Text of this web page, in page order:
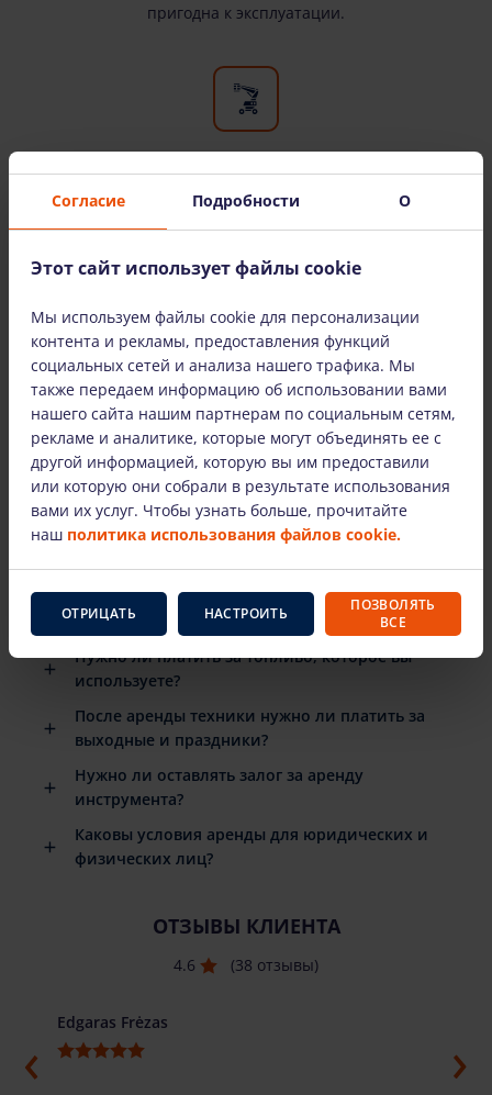
пригодна к эксплуатации.
Широкий выбор оборудования
аренду как физическим, так и юридическим
НАИБОЛЕЕ ЧАСТО ЗАДАВАЕМЫЕ ВОПРОСЫ
Есть ли подробные инструкции по
использованию арендованного
оборудования?
Когда мне нужно вернуть арендованное
Что произойдет, если арендованное
оборудование сломается?
Нужно ли платить за топливо, которое вы
используете?
После аренды техники нужно ли платить за
выходные и праздники?
Нужно ли оставлять залог за аренду
инструмента?
Каковы условия аренды для юридических и
физических лиц?
ОТЗЫВЫ КЛИЕНТА
4.6 (38 отзывы)
Edgaras Frėzas
Согласие Подробности О
Этот сайт использует файлы cookie
Мы используем файлы cookie для персонализации
контента и рекламы, предоставления функций
социальных сетей и анализа нашего трафика. Мы
также передаем информацию об использовании вами
нашего сайта нашим партнерам по социальным сетям,
рекламе и аналитике, которые могут объединять ее с
другой информацией, которую вы им предоставили
или которую они собрали в результате использования
вами их услуг. Чтобы узнать больше, прочитайте
наш политика использования файлов cookie.
ОТРИЦАТЬ НАСТРОИТЬ
ПОЗВОЛЯТЬ
ВСЕ